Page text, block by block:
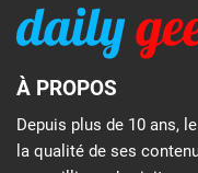
À PROPOS
Depuis plus de 10 ans,
la qualité de ses